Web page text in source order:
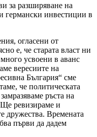
за разширяване на
германски инвестиции в
огласени от
е, че старата власт ни
усвоени в аванс
вересиите на
България“ сме
че политическата
ръста на
ревизираме и
дружества. Времената
първи да дадем